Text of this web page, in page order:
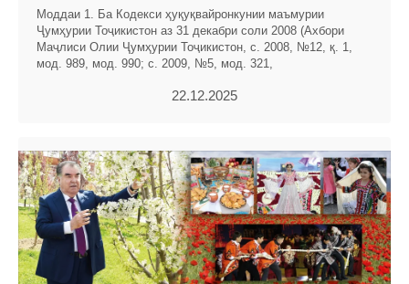
Моддаи 1. Ба Кодекси ҳуқуқвайронкунии маъмурии
Ҷумҳурии Тоҷикистон аз 31 декабри соли 2008 (Ахбори
Маҷлиси Олии Ҷумҳурии Тоҷикистон, с. 2008, №12, қ. 1,
мод. 989, мод. 990; с. 2009, №5, мод. 321,
22.12.2025